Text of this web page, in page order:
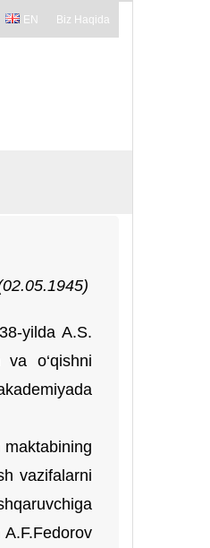
EN Biz Haqida
02.05.1945)
yilda A.S.
o‘qishni
vazifalarni